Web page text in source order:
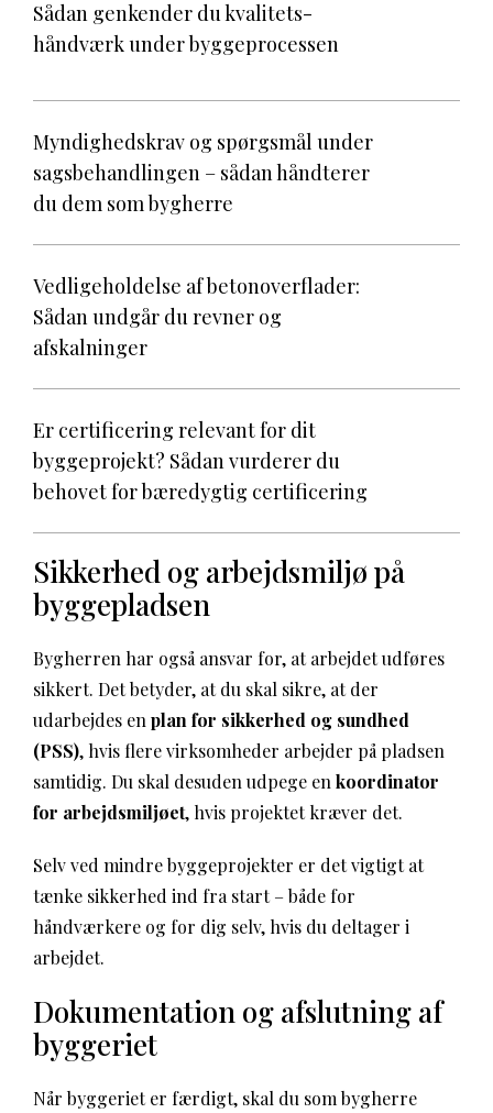
Sådan genkender du kvalitets­
håndværk under byggeprocessen
Myndighedskrav og spørgsmål under
sagsbehandlingen – sådan håndterer
du dem som bygherre
Vedligeholdelse af betonoverflader:
Sådan undgår du revner og
afskalninger
Er certificering relevant for dit
byggeprojekt? Sådan vurderer du
behovet for bæredygtig certificering
Sikkerhed og arbejdsmiljø på
byggepladsen
Bygherren har også ansvar for, at arbejdet udføres
sikkert. Det betyder, at du skal sikre, at der
udarbejdes en plan for sikkerhed og sundhed
(PSS), hvis flere virksomheder arbejder på pladsen
samtidig. Du skal desuden udpege en koordinator
for arbejdsmiljøet, hvis projektet kræver det.
Selv ved mindre byggeprojekter er det vigtigt at
tænke sikkerhed ind fra start – både for
håndværkere og for dig selv, hvis du deltager i
arbejdet.
Dokumentation og afslutning af
byggeriet
Når byggeriet er færdigt, skal du som bygherre